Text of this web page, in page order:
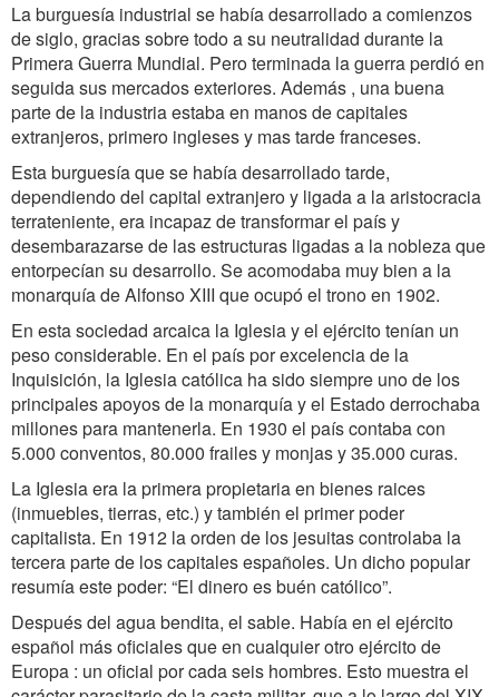
La burguesía industrial se había desarrollado a comienzos
de siglo, gracias sobre todo a su neutralidad durante la
Primera Guerra Mundial. Pero terminada la guerra perdió en
seguida sus mercados exteriores. Además , una buena
parte de la industria estaba en manos de capitales
extranjeros, primero ingleses y mas tarde franceses.
Esta burguesía que se había desarrollado tarde,
dependiendo del capital extranjero y ligada a la aristocracia
terrateniente, era incapaz de transformar el país y
desembarazarse de las estructuras ligadas a la nobleza que
entorpecían su desarrollo. Se acomodaba muy bien a la
monarquía de Alfonso XIII que ocupó el trono en 1902.
En esta sociedad arcaica la Iglesia y el ejército tenían un
peso considerable. En el país por excelencia de la
Inquisición, la Iglesia católica ha sido siempre uno de los
principales apoyos de la monarquía y el Estado derrochaba
millones para mantenerla. En 1930 el país contaba con
5.000 conventos, 80.000 frailes y monjas y 35.000 curas.
La Iglesia era la primera propietaria en bienes raices
(inmuebles, tierras, etc.) y también el primer poder
capitalista. En 1912 la orden de los jesuitas controlaba la
tercera parte de los capitales españoles. Un dicho popular
resumía este poder: “El dinero es buén católico”.
Después del agua bendita, el sable. Había en el ejército
español más oficiales que en cualquier otro ejército de
Europa : un oficial por cada seis hombres. Esto muestra el